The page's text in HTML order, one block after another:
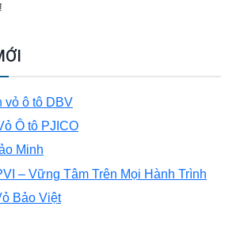
vỏ ô tô DBV
Ô tô PJICO
Minh
– Vững Tâm Trên Mọi Hành Trình
Bảo Việt